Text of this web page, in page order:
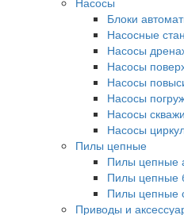
Блоки
Насосные
Насосы
Насосы
Насосы
Насосы
Насосы
Насосы
Пилы цепные
Пилы цепные
Пилы цепные
Пилы цепные
Приводы и